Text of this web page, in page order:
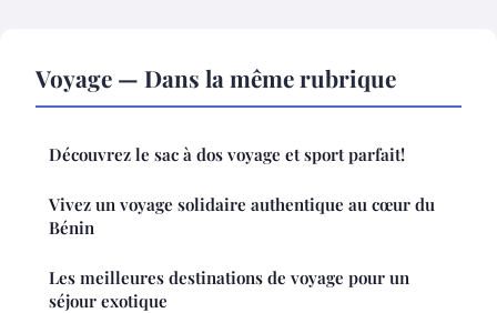
Voyage — Dans la même rubrique
Découvrez le sac à dos voyage et sport parfait!
Vivez un voyage solidaire authentique au cœur du
Bénin
Les meilleures destinations de voyage pour un
séjour exotique